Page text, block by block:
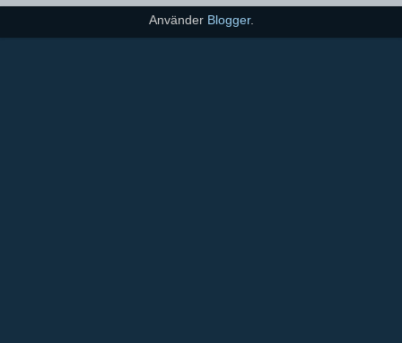
Använder Blogger.